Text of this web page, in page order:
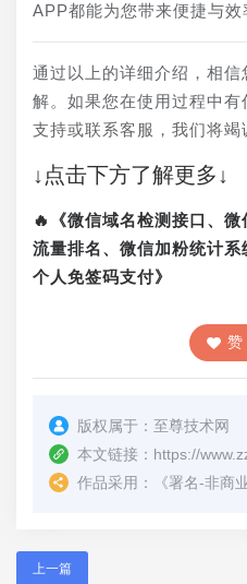
APP都能为您带来便捷与效
通过以上的详细介绍，相
解。如果您在使用过程中
支持或联系客服，我们将竭
↓点击下方了解更多↓
🔥《微信域名检测接口、
流量排名、微信加粉统计系
个人免签码支付》
赞
版权属于： 至尊技术网
本文链接：
作品采用：
《署名-非商业性使
上一篇